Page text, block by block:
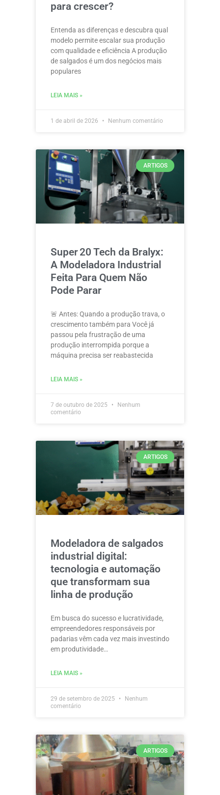
para crescer?
Entenda as diferenças e descubra qual
modelo permite escalar sua produção
com qualidade e eficiência A produção
de salgados é um dos negócios mais
populares
LEIA MAIS »
1 de abril de 2026 Nenhum comentário
ARTIGOS
Super 20 Tech da Bralyx:
A Modeladora Industrial
Feita Para Quem Não
Pode Parar
🚨 Antes: Quando a produção trava, o
crescimento também para Você já
passou pela frustração de uma
produção interrompida porque a
máquina precisa ser reabastecida
LEIA MAIS »
7 de outubro de 2025
Nenhum
comentário
ARTIGOS
Modeladora de salgados
industrial digital:
tecnologia e automação
que transformam sua
linha de produção
Em busca do sucesso e lucratividade,
empreendedores responsáveis por
padarias vêm cada vez mais investindo
em produtividade…
LEIA MAIS »
29 de setembro de 2025
Nenhum
comentário
ARTIGOS